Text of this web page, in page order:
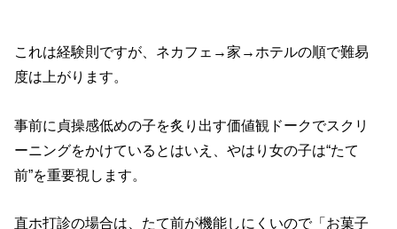
これは経験則ですが、ネカフェ→家→ホテルの順で難易
度は上がります。
事前に貞操感低めの子を炙り出す価値観ドークでスクリ
ーニングをかけているとはいえ、やはり女の子は“たて
前”を重要視します。
直ホ打診の場合は、たて前が機能しにくいので「お菓子